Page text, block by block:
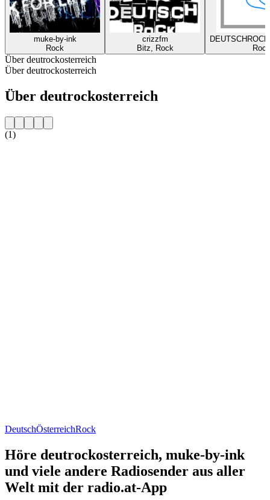
muke-by-ink
Rock
crizzfm
Bitz, Rock
Rock
Über deutrockosterreich
Über deutrockosterreich
Über deutrockosterreich
(1)
DeutschÖsterreichRock
Höre deutrockosterreich, muke-by-ink
und viele andere Radiosender aus aller
Welt mit der radio.at-App